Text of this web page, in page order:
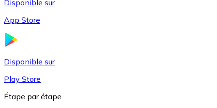
USD Coin
Disponible sur
App Store
Disponible sur
Play Store
Étape par étape